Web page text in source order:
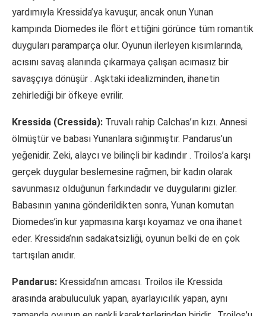
yardımıyla Kressida’ya kavuşur, ancak onun Yunan
kampında Diomedes ile flört ettiğini görünce tüm romantik
duyguları paramparça olur. Oyunun ilerleyen kısımlarında,
acısını savaş alanında çıkarmaya çalışan acımasız bir
savaşçıya dönüşür . Aşktaki idealizminden, ihanetin
zehirlediği bir öfkeye evrilir.
Kressida (Cressida): Truvalı rahip Calchas’ın kızı. Annesi
ölmüştür ve babası Yunanlara sığınmıştır. Pandarus’un
yeğenidir. Zeki, alaycı ve bilinçli bir kadındır . Troilos’a karşı
gerçek duygular beslemesine rağmen, bir kadın olarak
savunmasız olduğunun farkındadır ve duygularını gizler.
Babasının yanına gönderildikten sonra, Yunan komutan
Diomedes’in kur yapmasına karşı koyamaz ve ona ihanet
eder. Kressida’nın sadakatsizliği, oyunun belki de en çok
tartışılan anıdır.
Pandarus: Kressida’nın amcası. Troilos ile Kressida
arasında arabuluculuk yapan, ayarlayıcılık yapan, aynı